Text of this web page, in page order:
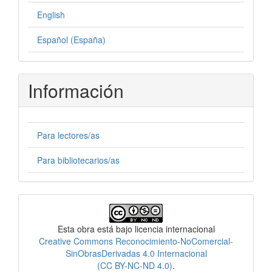
English
Español (España)
Información
Para lectores/as
Para bibliotecarios/as
Esta obra está bajo licencia internacional
Creative Commons Reconocimiento-NoComercial-
SinObrasDerivadas 4.0 Internacional
(CC BY-NC-ND 4.0).